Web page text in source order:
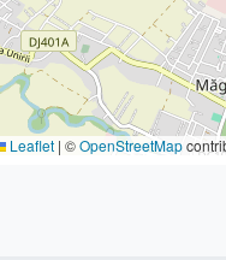
Leaflet | ©OpenStreetMap